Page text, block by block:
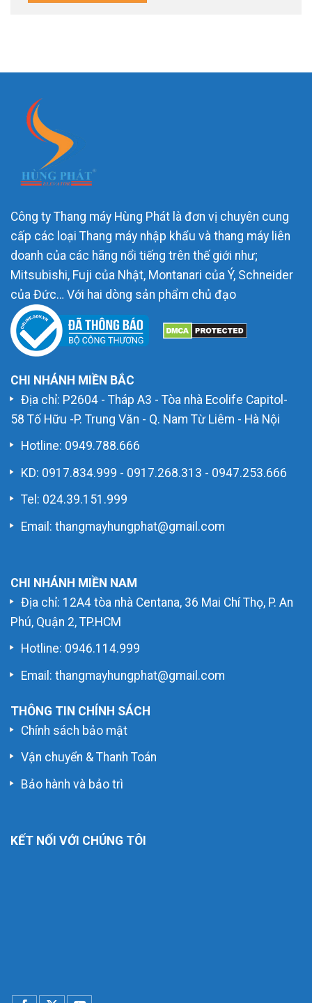
Công ty Thang máy Hùng Phát là đơn vị chuyên cung
cấp các loại Thang máy nhập khẩu và thang máy liên
doanh của các hãng nổi tiếng trên thế giới như;
Mitsubishi, Fuji của Nhật, Montanari của Ý, Schneider
của Đức… Với hai dòng sản phẩm chủ đạo
CHI NHÁNH MIỀN BẮC
Địa chỉ: P2604 - Tháp A3 - Tòa nhà Ecolife Capitol-
58 Tố Hữu -P. Trung Văn - Q. Nam Từ Liêm - Hà Nội
Hotline: 0949.788.666
KD: 0917.834.999 - 0917.268.313 - 0947.253.666
Tel: 024.39.151.999
Email: thangmayhungphat@gmail.com
CHI NHÁNH MIỀN NAM
Địa chỉ: 12A4 tòa nhà Centana, 36 Mai Chí Thọ, P. An
Phú, Quận 2, TP.HCM
Hotline: 0946.114.999
Email: thangmayhungphat@gmail.com
THÔNG TIN CHÍNH SÁCH
Chính sách bảo mật
Vận chuyển & Thanh Toán
Bảo hành và bảo trì
KẾT NỐI VỚI CHÚNG TÔI